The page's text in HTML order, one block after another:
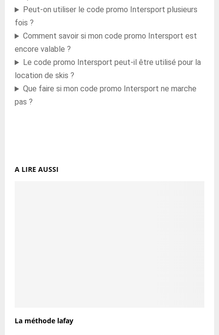
Peut-on utiliser le code promo Intersport plusieurs
fois ?
Comment savoir si mon code promo Intersport est
encore valable ?
Le code promo Intersport peut-il être utilisé pour la
location de skis ?
Que faire si mon code promo Intersport ne marche
pas ?
A LIRE AUSSI
La méthode lafay